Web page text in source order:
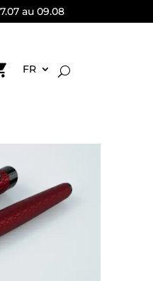
au 09.08
FR